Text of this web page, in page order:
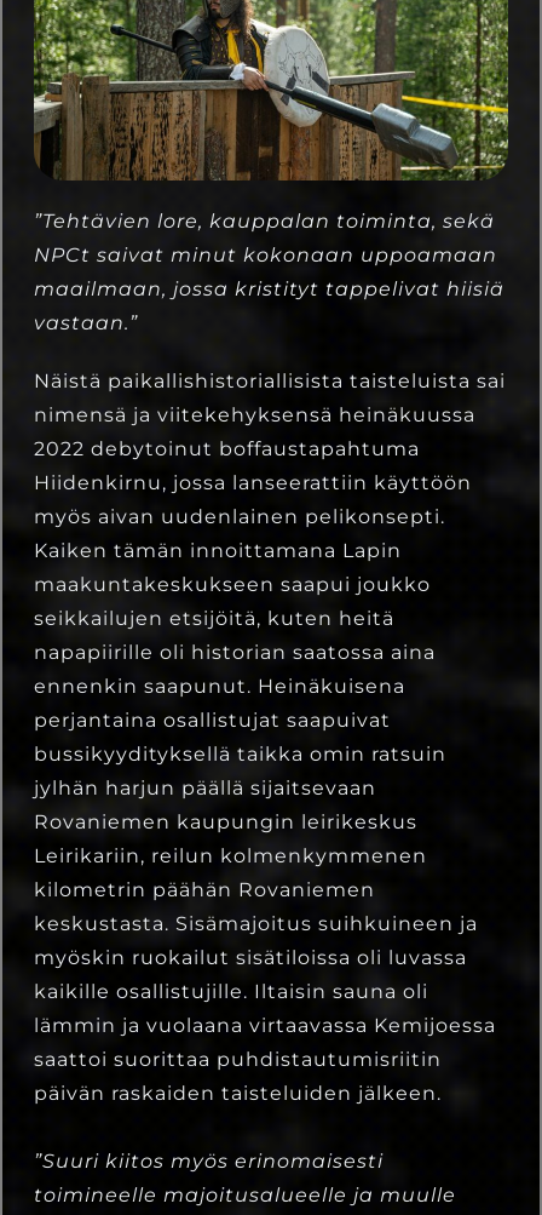
”Tehtävien lore, kauppalan toiminta, sekä
NPCt saivat minut kokonaan uppoamaan
maailmaan, jossa kristityt tappelivat hiisiä
vastaan.”
Näistä paikallishistoriallisista taisteluista sai
nimensä ja viitekehyksensä heinäkuussa
2022 debytoinut boffaustapahtuma
Hiidenkirnu, jossa lanseerattiin käyttöön
myös aivan uudenlainen pelikonsepti.
Kaiken tämän innoittamana Lapin
maakuntakeskukseen saapui joukko
seikkailujen etsijöitä, kuten heitä
napapiirille oli historian saatossa aina
ennenkin saapunut. Heinäkuisena
perjantaina osallistujat saapuivat
bussikyydityksellä taikka omin ratsuin
jylhän harjun päällä sijaitsevaan
Rovaniemen kaupungin leirikeskus
Leirikariin, reilun kolmenkymmenen
kilometrin päähän Rovaniemen
keskustasta. Sisämajoitus suihkuineen ja
myöskin ruokailut sisätiloissa oli luvassa
kaikille osallistujille. Iltaisin sauna oli
lämmin ja vuolaana virtaavassa Kemijoessa
saattoi suorittaa puhdistautumisriitin
päivän raskaiden taisteluiden jälkeen.
”Suuri kiitos myös erinomaisesti
toimineelle majoitusalueelle ja muulle